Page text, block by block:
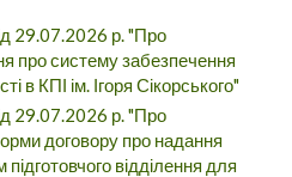
29.07.2026 р. "Про
про систему забезпечення
в КПІ ім. Ігоря Сікорського"
29.07.2026 р. "Про
договору про надання
відділення для